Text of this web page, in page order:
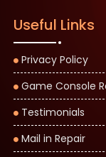
Useful Links
Privacy Policy
Game Console
Testimonials
Mail in Repair